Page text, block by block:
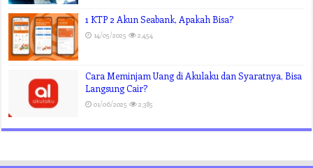
1 KTP 2 Akun Seabank, Apakah Bisa?
14/05/2025 2,454
Cara Meminjam Uang di Akulaku dan Syaratnya, Bisa
Langsung Cair?
01/06/2025 2,385